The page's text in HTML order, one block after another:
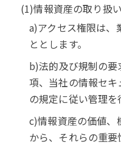
(1)情報資産の取り扱
a)アクセス権限は、
ととします。
b)法的及び規制の
項、当社の情報セ
の規定に従い管理を
c)情報資産の価値、
から、それらの重